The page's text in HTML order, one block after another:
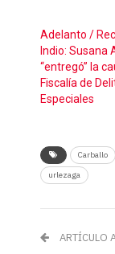
Adelanto /
Indio: Susana
“entregó” la
Fiscalía de
Especiales
Carballo
urlezaga
ARTÍCULO